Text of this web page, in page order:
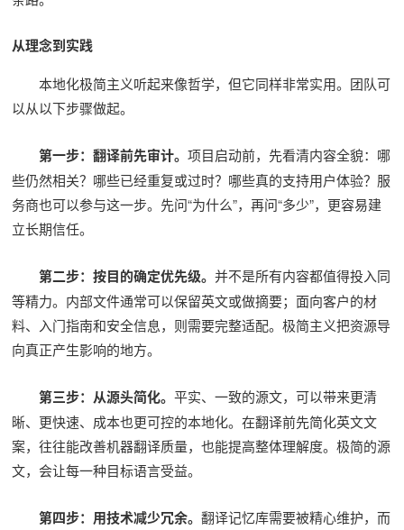
从理念到实践
本地化极简主义听起来像哲学，但它同样非常实用。团队可
以从以下步骤做起。
第一步：翻译前先审计。项目启动前，先看清内容全貌：哪
些仍然相关？哪些已经重复或过时？哪些真的支持用户体验？服
务商也可以参与这一步。先问“为什么”，再问“多少”，更容易建
立长期信任。
第二步：按目的确定优先级。并不是所有内容都值得投入同
等精力。内部文件通常可以保留英文或做摘要；面向客户的材
料、入门指南和安全信息，则需要完整适配。极简主义把资源导
向真正产生影响的地方。
第三步：从源头简化。平实、一致的源文，可以带来更清
晰、更快速、成本也更可控的本地化。在翻译前先简化英文文
案，往往能改善机器翻译质量，也能提高整体理解度。极简的源
文，会让每一种目标语言受益。
第四步：用技术减少冗余。翻译记忆库需要被精心维护，而